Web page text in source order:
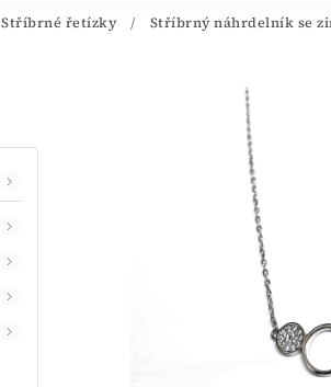
Stříbrné řetízky / Stříbrný náhrdelník se